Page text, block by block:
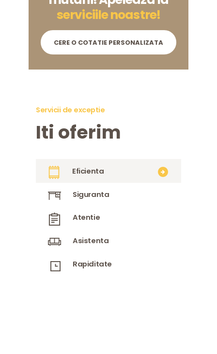
serviciile noastre!
CERE O COTATIE PERSONALIZATA
Servicii de exceptie
Iti oferim
Eficienta
Siguranta
Atentie
Asistenta
Rapiditate